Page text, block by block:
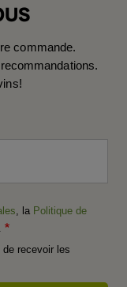
commande.
, la Politique de
recevoir les